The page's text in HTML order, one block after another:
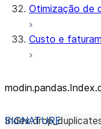
Otimização de
Custo e
Index.